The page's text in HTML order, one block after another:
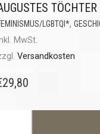
TÖCHTER
LGBTQI*,
MwSt.
Versandkosten
29,80